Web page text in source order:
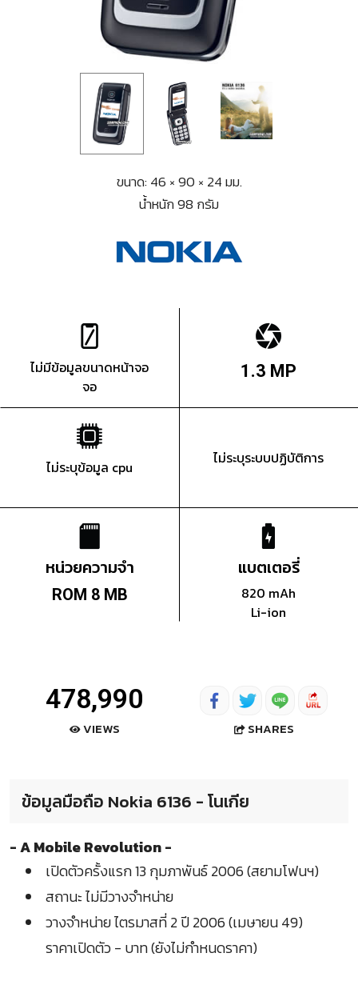
ขนาด: 46 × 90 × 24 มม.
น้ำหนัก 98 กรัม
ไม่มีข้อมูลขนาดหน้าจอ
จอ
1.3 MP
ไม่ระบุข้อมูล cpu ไม่ระบุระบบปฏิบัติการ
หน่วยความจำ
ROM 8 MB
แบตเตอรี่
820 mAh
Li-ion
478,990
VIEWS SHARES
ข้อมูลมือถือ Nokia 6136 - โนเกีย
- A Mobile Revolution -
เปิดตัวครั้งแรก 13 กุมภาพันธ์ 2006 (สยามโฟนฯ)
สถานะ ไม่มีวางจำหน่าย
วางจำหน่าย ไตรมาสที่ 2 ปี 2006 (เมษายน 49)
ราคาเปิดตัว - บาท (ยังไม่กำหนดราคา)